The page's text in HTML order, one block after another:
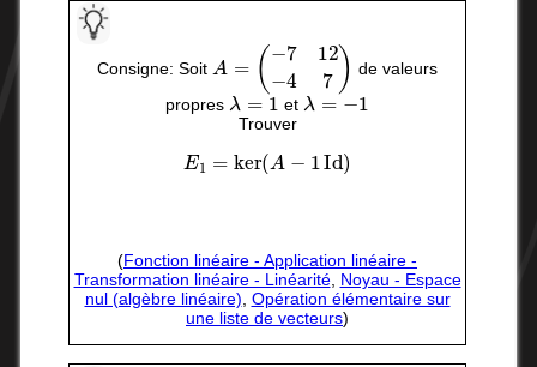
Consigne: Soit A 712− 7)
de valeurs
propres λ 1 et λ − 1
Trouver
=ker( A Id)
(Fonction linéaire - Application linéaire -
Transformation linéaire - Linéarité, Noyau - Espace
nul (algèbre linéaire) Opération élémentaire sur
une liste de vecteurs)